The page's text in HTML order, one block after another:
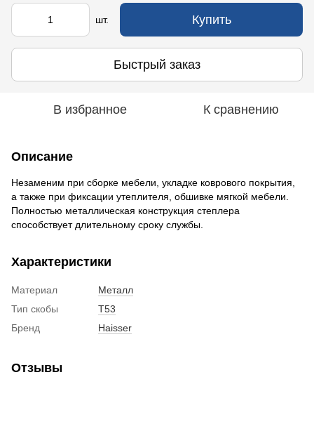
шт. Купить
Быстрый заказ
В избранное К сравнению
Описание
Незаменим при сборке мебели, укладке коврового покрытия,
а также при фиксации утеплителя, обшивке мягкой мебели.
Полностью металлическая конструкция степлера
способствует длительному сроку службы.
Характеристики
Материал
Металл
Тип скобы
Т53
Бренд
Haisser
Отзывы